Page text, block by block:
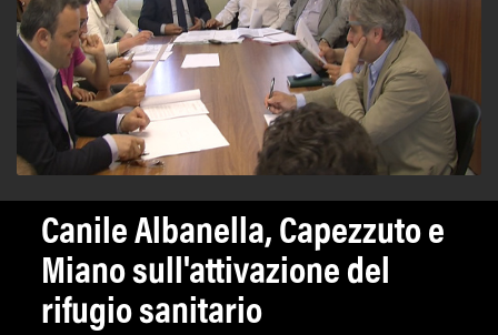
Canile Albanella, Capezzuto e
Miano sull'attivazione del
rifugio sanitario